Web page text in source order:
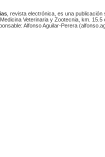
, revista electrónica, es una
Veterinaria y Zootecnia, km.
Alfonso Aguilar-Perera